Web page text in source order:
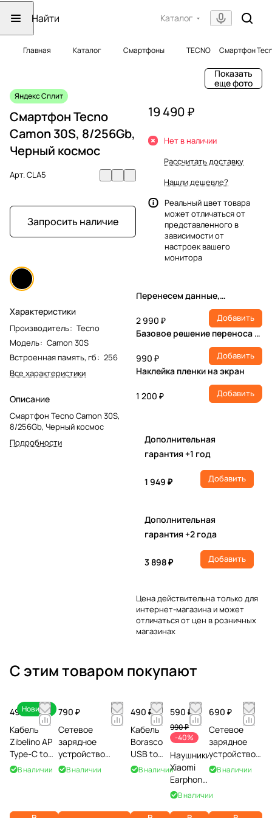
Каталог
Главная Каталог Смартфоны TECNO Смартфон
Показать
еще фото
Яндекс Сплит
Смартфон Tecno
Camon 30S, 8/256Gb,
Черный космос
Арт.CLA5
Запросить наличие
Характеристики
Производитель: Tecno
Модель: Camon 30S
Встроенная память, гб: 256
Все характеристики
Описание
Смартфон Tecno Camon 30S,
8/256Gb, Черный космос
Подробности
19 490 ₽
Нет в наличии
Рассчитать доставку
Нашли дешевле?
Реальный цвет товара
может отличаться от
представленного в
зависимости от
настроек вашего
монитора
Перенесем данные,
настроим учетную запись,
установим ПО
2 990 ₽ Добавить
Базовое решение переноса и
990 ₽
Добавить
Наклейка пленки на экран
1 200 ₽ Добавить
Дополнительная
гарантия +1 год
1 949 ₽ Добавить
Дополнительная
гарантия +2 года
3 898 ₽ Добавить
Цена действительна только для
интернет-магазина и может
отличаться от цен в розничных
магазинах
С этим товаром покупают
Новинка
490 ₽
Кабель
Zibelino AP
Type-C to
Type-C
В наличии
790 ₽
Сетевое
зарядное
устройство
Borasco PD USB +
В наличии
490 ₽
Кабель
Borasco
USB to
Type-C,
В наличии
590 ₽
990 ₽
-40%
Наушники
Xiaomi
Earphones
Type-C,
В наличии
690 ₽
Сетевое
зарядное
устройство
Canyon.
В наличии